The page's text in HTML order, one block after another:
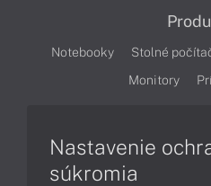
Notebooky Stolné
Monitory
Obchodné informácie
Nastavenie
súkromia